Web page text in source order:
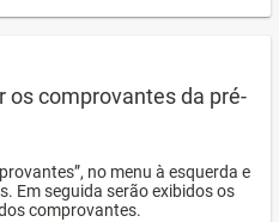
os comprovantes da pré-
no menu à esquerda e
Em seguida serão exibidos os
comprovantes.